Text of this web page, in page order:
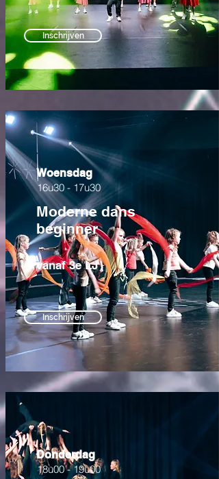
Inschrijven
Woensdag
16u30 - 17u30
Moderne dans
beginner
vanaf 3e LJ
Inschrijven
Donderdag
18u00 - 19u00